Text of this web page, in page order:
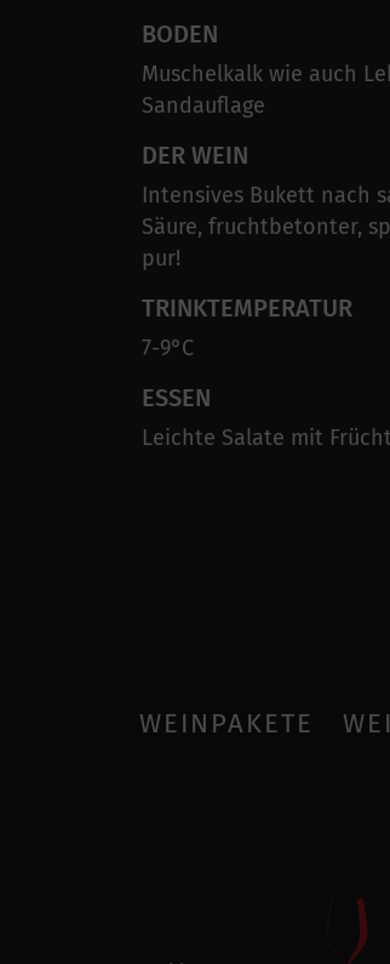
BODEN
Muschelkalk wie auch
Sandauflage
DER WEIN
Intensives Bukett nach
Säure, fruchtbetonter,
pur!
TRINKTEMPERATUR
7-9°C
ESSEN
Leichte Salate mit
WEINPAKETE